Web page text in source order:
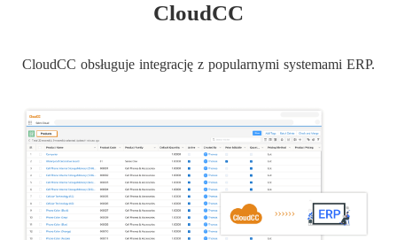
CloudCC
CloudCC obsługuje integrację z popularnymi systemami ERP.